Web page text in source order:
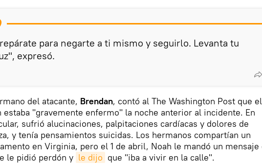
para negarte a ti mismo y seguirlo. Levanta tu
expresó.
del atacante, Brendan, contó al The Washington Post que el
estaba "gravemente enfermo" la noche anterior al incidente. En
sufrió alucinaciones, palpitaciones cardíacas y dolores de
y tenía pensamientos suicidas. Los hermanos compartían un
en Virginia, pero el 1 de abril, Noah le mandó un mensaje
le pidió perdón y le dijo que "iba a vivir en la calle".